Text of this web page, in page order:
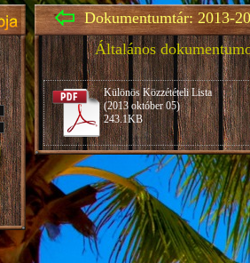
Dokumentumtár: 2013-
Általános
Különös Közzétételi Lista
(2013 október 05)
243.1KB